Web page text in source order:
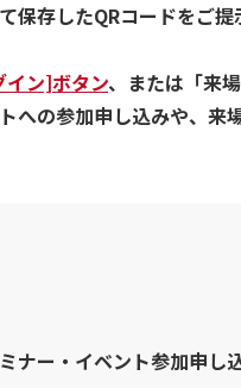
保存したQRコードをご
イン]ボタン、または「来
への参加申し込みや、
ナー・イベント参加申し